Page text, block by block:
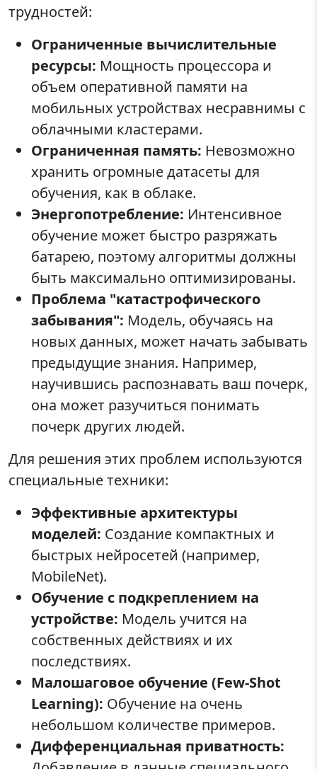
трудностей:
Ограниченные вычислительные
ресурсы: Мощность процессора и
объем оперативной памяти на
мобильных устройствах несравнимы с
облачными кластерами.
Ограниченная память: Невозможно
хранить огромные датасеты для
обучения, как в облаке.
Энергопотребление: Интенсивное
обучение может быстро разряжать
батарею, поэтому алгоритмы должны
быть максимально оптимизированы.
Проблема "катастрофического
забывания": Модель, обучаясь на
новых данных, может начать забывать
предыдущие знания. Например,
научившись распознавать ваш почерк,
она может разучиться понимать
почерк других людей.
Для решения этих проблем используются
специальные техники:
Эффективные архитектуры
моделей: Создание компактных и
быстрых нейросетей (например,
MobileNet).
Обучение с подкреплением на
устройстве: Модель учится на
собственных действиях и их
последствиях.
Малошаговое обучение (Few-Shot
Learning): Обучение на очень
небольшом количестве примеров.
Дифференциальная приватность: